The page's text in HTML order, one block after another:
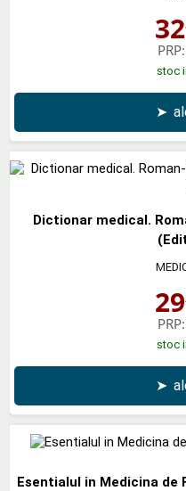
32
PRP:
stoc
➤
Dictionar medical.
29
PRP:
stoc
➤
Esentialul in Medicina de